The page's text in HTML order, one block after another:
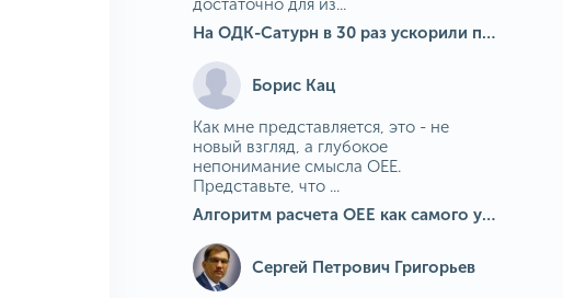
достаточно для из...
На ОДК-Сатурн в 30 раз ускорили подбор средств измерения для контроля качества продукции
Борис Кац
Как мне представляется, это - не
новый взгляд, а глубокое
непонимание смысла OEE.
Представьте, что ...
Алгоритм расчета ОЕЕ как самого универсального и современного показателя эффективности оборудования в мире
Сергей Петрович Григорьев